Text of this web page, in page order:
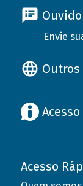
Envie
Acesso